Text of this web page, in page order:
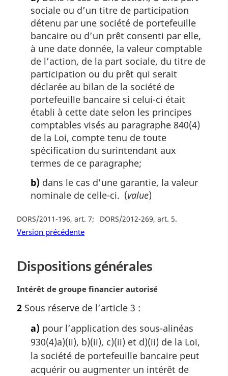
sociale ou d’un titre de participation
détenu par une société de portefeuille
bancaire ou d’un prêt consenti par elle,
à une date donnée, la valeur comptable
de l’action, de la part sociale, du titre de
participation ou du prêt qui serait
déclarée au bilan de la société de
portefeuille bancaire si celui-ci était
établi à cette date selon les principes
comptables visés au paragraphe 840(4)
de la Loi, compte tenu de toute
spécification du surintendant aux
termes de ce paragraphe;
b) dans le cas d’une garantie, la valeur
nominale de celle-ci. (value)
DORS/2011-196, art. 7 DORS/2012-269, art. 5
Version précédente
Dispositions générales
N
t
Intérêt de groupe financier autorisé
2 Sous réserve de l’article 3 :
a) pour l’application des sous-alinéas
930(4)a)(ii), b)(ii), c)(ii) et d)(ii) de la Loi,
la société de portefeuille bancaire peut
acquérir ou augmenter un intérêt de